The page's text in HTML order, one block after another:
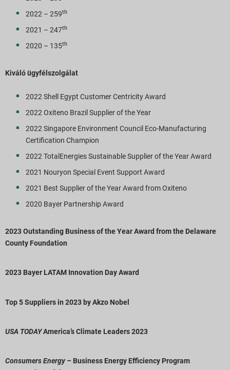
2022 – 259th
2021 – 247th
2020 – 135th
Kiváló ügyfélszolgálat
2022 Shell Egypt Customer Centricity Award
2022 Oxiteno Brazil Supplier of the Year
2022 Singapore Environment Council Eco-Manufacturing
Certification Champion
2022 TotalEnergies Sustainable Supplier of the Year Award
2021 Nouryon Special Event Support Award
2021 Best Supplier of the Year Award from Oxiteno
2020 Bayer Partnership Award
2023 Outstanding Business of the Year Award from the Delaware
County Foundation
2023 Bayer LATAM Innovation Day Award
Top 5 Suppliers in 2023 by Akzo Nobel
USA TODAYAmerica’s Climate Leaders 2023
Consumers Energy– Business Energy Efficiency Program